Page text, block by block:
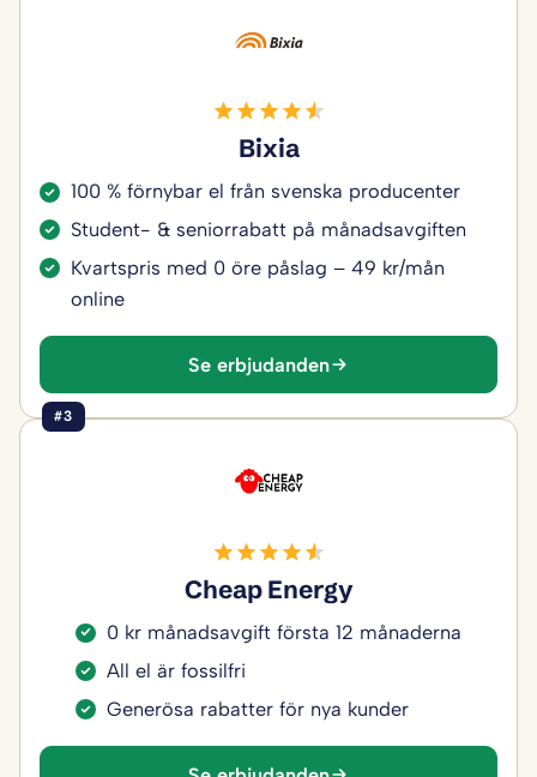
Bixia
100 % förnybar el från svenska producenter
Student- & seniorrabatt på månadsavgiften
Kvartspris med 0 öre påslag – 49 kr/mån
online
Se erbjudanden
#3
Cheap Energy
0 kr månadsavgift första 12 månaderna
All el är fossilfri
Generösa rabatter för nya kunder